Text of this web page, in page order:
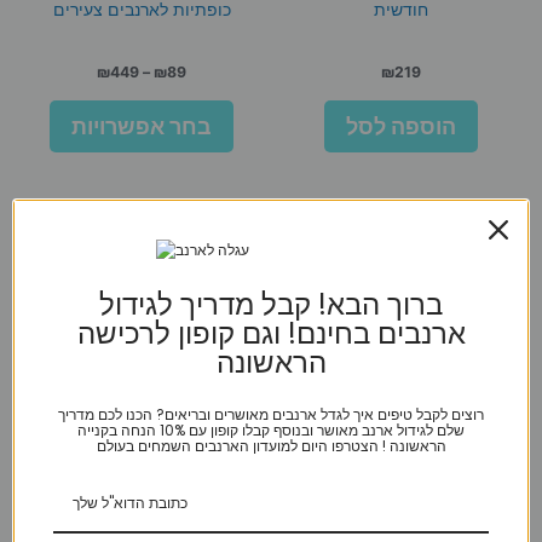
חודשית
₪219
הוספה לסל
כופתיות לארנבים צעירים
₪89
–
₪449
עד
בחר אפשרויות
למוצר
יש
סוגים.
PremiumSpan Pet
ליטל וואן
ברוך הבא! קבל מדריך לגידול
ארנבים בחינם! וגם קופון לרכישה
הראשונה
רוצים לקבל טיפים איך לגדל ארנבים מאושרים ובריאים? הכנו לכם מדריך
שלם לגידול ארנב מאושר ובנוסף קבלו קופון עם 10% הנחה בקנייה
הראשונה ! הצטרפו היום למועדון הארנבים השמחים בעולם